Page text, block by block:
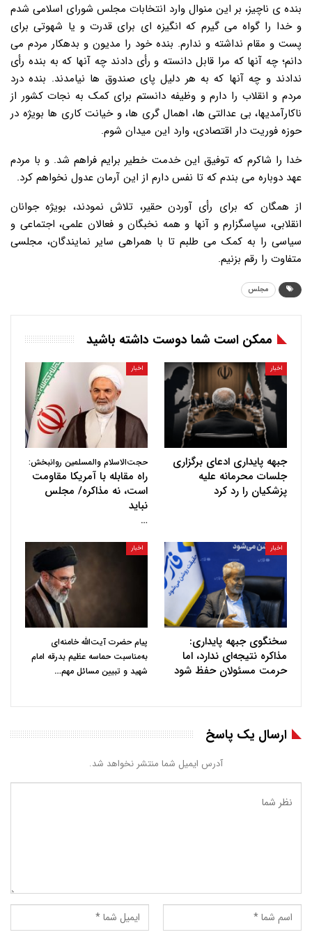
بنده ی ناچیز، بر این منوال وارد انتخابات مجلس شورای اسلامی شدم
و خدا را گواه می گیرم که انگیزه ای برای قدرت و یا شهوتی برای
پست و مقام نداشته و ندارم. بنده خود را مدیون و بدهکار مردم می
دانم؛ چه آنها که مرا قابل دانسته و رأی دادند چه آنها که به بنده رأی
ندادند و چه آنها که به هر دلیل پای صندوق ها نیامدند. بنده درد
مردم و انقلاب را دارم و وظیفه دانستم برای کمک به نجات کشور از
ناکارآمدیها، بی عدالتی ها، اهمال گری ها، و خیانت کاری ها بویژه در
حوزه فوریت دار اقتصادی، وارد این میدان شوم.
خدا را شاکرم که توفیق این خدمت خطیر برایم فراهم شد. و با مردم
عهد دوباره می بندم که تا نفس دارم از این آرمان عدول نخواهم کرد.
از همگان که برای رأی آوردن حقیر، تلاش نمودند، بویژه جوانان
انقلابی، سپاسگزارم و آنها و همه نخبگان و فعالان علمی، اجتماعی و
سیاسی را به کمک می طلبم تا با همراهی سایر نمایندگان، مجلسی
متفاوت را رقم بزنیم.
مجلس
ممکن است شما دوست داشته باشید
اخبار
جبهه پایداری ادعای برگزاری
جلسات محرمانه علیه
پزشکیان را رد کرد
اخبار
حجت‌الاسلام والمسلمین روانبخش:
راه مقابله با آمریکا مقاومت
است، نه مذاکره/ مجلس
نباید
…
اخبار
سخنگوی جبهه پایداری:
مذاکره نتیجه‌ای ندارد، اما
حرمت مسئولان حفظ شود
اخبار
پیام حضرت آیت‌الله خامنه‌ای
به‌مناسبت حماسه عظیم بدرقه امام
شهید و تبیین مسائل مهم…
ارسال یک پاسخ
آدرس ایمیل شما منتشر نخواهد شد.